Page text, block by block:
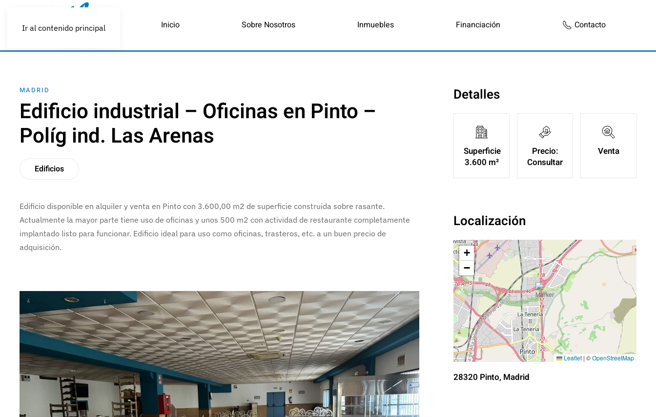
Ir al contenido principal Inicio Sobre Nosotros Inmuebles Financiación Contacto
MADRID
Edificio industrial – Oficinas en Pinto –
Políg ind. Las Arenas
Edificios
Edificio disponible en alquiler y venta en Pinto con 3.600,00 m2 de superficie construida sobre rasante.
Actualmente la mayor parte tiene uso de oficinas y unos 500 m2 con actividad de restaurante completamente
implantado listo para funcionar. Edificio ideal para uso como oficinas, trasteros, etc. a un buen precio de
adquisición.
Detalles
Superficie
3.600 m²
Precio:
Consultar
Venta
Localización
+
−
Leaflet | ©OpenStreetMap
28320 Pinto, Madrid